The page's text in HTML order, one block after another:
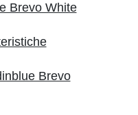
Brevo White
Brevo